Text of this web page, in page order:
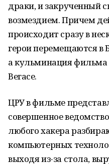
драки, и закрученный
возмездием. Причем
происходит сразу в
герои перемещаются в
а кульминация фильма
Вегасе.
ЦРУ в фильме
совершенное
любого хакера
компьютерных
выходя из-за стола,